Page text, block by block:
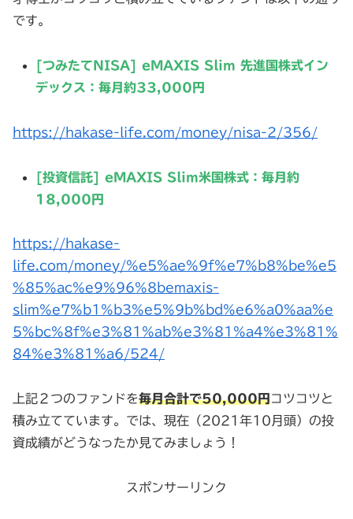
です。
[つみたてNISA] eMAXIS Slim 先進国株式イン
デックス：毎月約33,000円
https://hakase-life.com/money/nisa-2/356/
[投資信託] eMAXIS Slim米国株式：毎月約
18,000円
https://hakase-
life.com/money/%e5%ae%9f%e7%b8%be%e5
%85%ac%e9%96%8bemaxis-
slim%e7%b1%b3%e5%9b%bd%e6%a0%aa%e
5%bc%8f%e3%81%ab%e3%81%a4%e3%81%
84%e3%81%a6/524/
上記２つのファンドを毎月合計で50,000円コツコツと
積み立てています。では、現在（2021年10月頭）の投
資成績がどうなったか見てみましょう！
スポンサーリンク